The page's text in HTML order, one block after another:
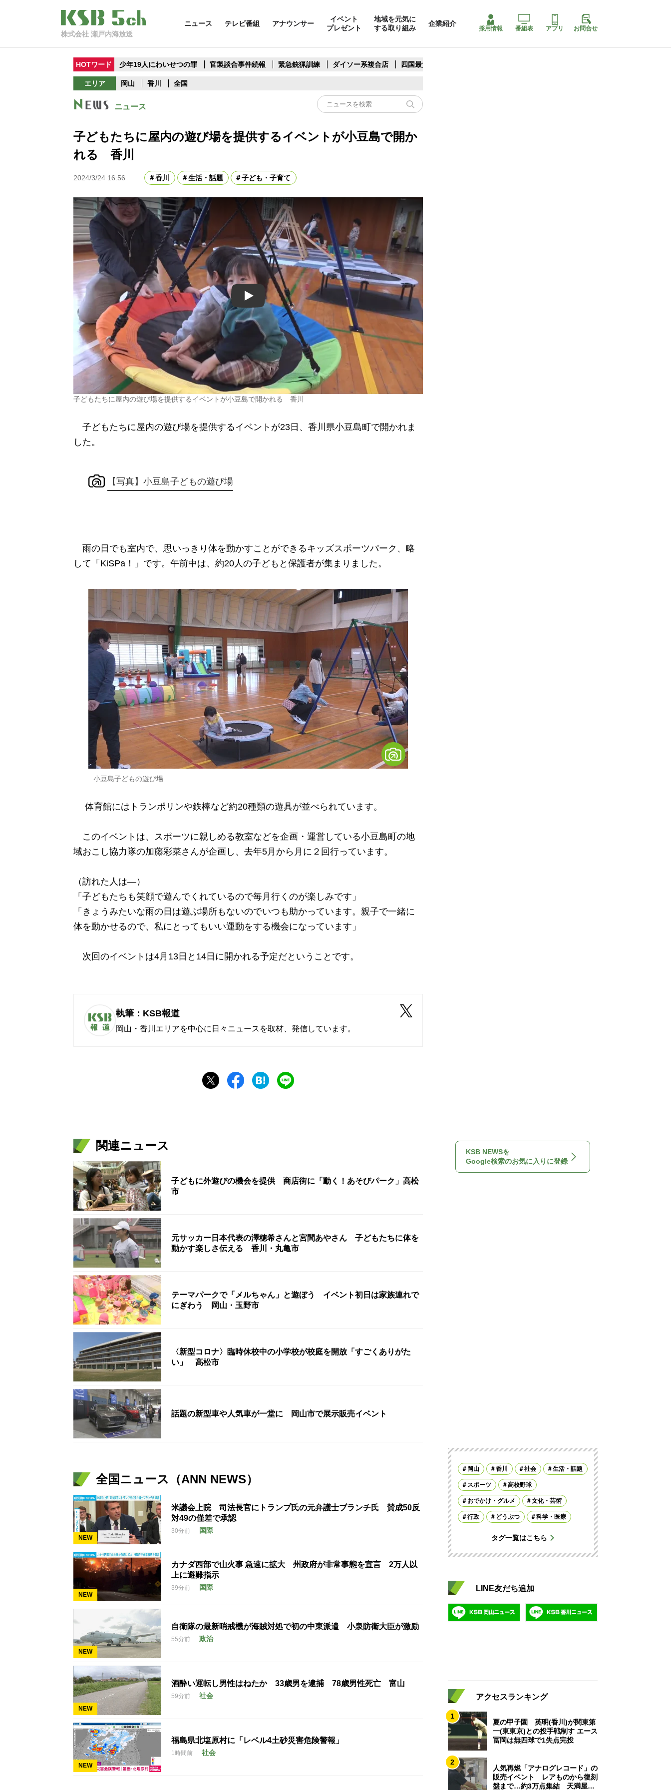
株式会社 瀬戸内海放送
ニュース テレビ番組 アナウンサー
イベント
プレゼント
地域を元気に
する取り組み
企業紹介
採用情報 番組表 アプリ お問合せ
HOTワード 少年19人にわいせつの罪 官製談合事件続報 緊急銃猟訓練 ダイソー系複合店 四国最大スリコ
エリア 岡山 香川 全国
ニュース
子どもたちに屋内の遊び場を提供するイベントが小豆島で開か
れる 香川
2024/3/24 16:56 香川 生活・話題 子ども・子育て
Play
子どもたちに屋内の遊び場を提供するイベントが小豆島で開かれる 香川
子どもたちに屋内の遊び場を提供するイベントが23日、香川県小豆島町で開かれま
した。
【写真】小豆島子どもの遊び場
雨の日でも室内で、思いっきり体を動かすことができるキッズスポーツパーク、略
して「KiSPa！」です。午前中は、約20人の子どもと保護者が集まりました。
小豆島子どもの遊び場
体育館にはトランポリンや鉄棒など約20種類の遊具が並べられています。
このイベントは、スポーツに親しめる教室などを企画・運営している小豆島町の地
域おこし協力隊の加藤彩菜さんが企画し、去年5月から月に２回行っています。
（訪れた人は―）
「子どもたちも笑顔で遊んでくれているので毎月行くのが楽しみです」
「きょうみたいな雨の日は遊ぶ場所もないのでいつも助かっています。親子で一緒に
体を動かせるので、私にとってもいい運動をする機会になっています」
次回のイベントは4月13日と14日に開かれる予定だということです。
執筆：KSB報道
岡山・香川エリアを中心に日々ニュースを取材、発信しています。
関連ニュース
子どもに外遊びの機会を提供 商店街に「動く！あそびパーク」高松
市
元サッカー日本代表の澤穂希さんと宮間あやさん 子どもたちに体を
動かす楽しさ伝える 香川・丸亀市
テーマパークで「メルちゃん」と遊ぼう イベント初日は家族連れで
にぎわう 岡山・玉野市
〈新型コロナ〉臨時休校中の小学校が校庭を開放「すごくありがた
い」 高松市
話題の新型車や人気車が一堂に 岡山市で展示販売イベント
全国ニュース（ANN NEWS）
NEW
米議会上院 司法長官にトランプ氏の元弁護士ブランチ氏 賛成50反
対49の僅差で承認
30分前 国際
NEW
カナダ西部で山火事 急速に拡大 州政府が非常事態を宣言 2万人以
上に避難指示
39分前 国際
NEW
自衛隊の最新哨戒機が海賊対処で初の中東派遣 小泉防衛大臣が激励
55分前 政治
NEW
酒酔い運転し男性はねたか 33歳男を逮捕 78歳男性死亡 富山
59分前 社会
NEW
福島県北塩原村に「レベル4土砂災害危険警報」
1時間前 社会
KSB NEWSを
Google検索のお気に入りに登録
岡山 香川 社会 生活・話題
スポーツ 高校野球
おでかけ・グルメ 文化・芸術
行政 どうぶつ 科学・医療
タグ一覧はこちら
LINE友だち追加
アクセスランキング
1
夏の甲子園 英明(香川)が関東第
一(東東京)との投手戦制す エース
冨岡は無四球で1失点完投
2
人気再燃「アナログレコード」の
販売イベント レアものから復刻
盤まで…約3万点集結 天満屋岡